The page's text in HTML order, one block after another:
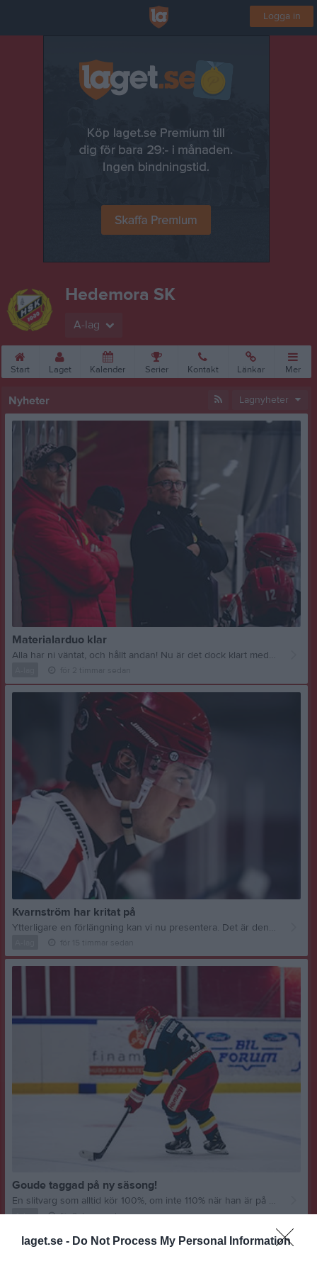
laget.se - Do Not Process My Personal Information
Logga in
Hedemora SK
A-lag
Start Laget Kalender Serier Kontakt Länkar Mer
Nyheter Lagnyheter
Materialarduo klar
Alla har ni väntat, och hållt andan! Nu är det dock klart med en duo materialare inför säsongen. Vi är oerhört glada över att få behålla Roland Persson med huvudansvaret. Tillkommer gör också Mats Erlandsson som fanns med och hjälpte till i slutet på föregående säsong. Vi har även god förhoppning om att kunna ha ännu en sidekick till dessa rutinerade herrar. Återkommer om det!
Kvarnström har kritat på
Ytterligare en förlängning kan vi nu presentera. Det är den egna produkten Linus Kvarnström som aviserat sin fortsättning i rödvitt säsongen 26/27. 22-åringen noterades för elva matcher och sju poäng föregående säsong. Kul att du krigar vidare #16 Foto: Elin Johansson
Goude taggad på ny säsong!
En slitvarg som alltid kör 100%, om inte 110% när han är på planen. Borrar ner huvudet och kämpar för skölden helt enkelt. Vi är glada att Emil Goude vill vara med oss även i vinter när vi går för toppen av HockeyTrean. Goude kan spela både back och forward och gör jobbet oavsett position. Foto: Elin Johansson
A-lag för 2 dagar sedan